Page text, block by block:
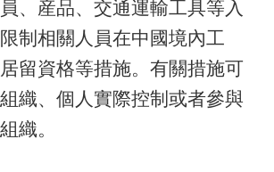
、産品、交通運輸工具等入
制相關人員在中國境內工
留資格等措施。有關措施可
織、個人實際控制或者參與
織。